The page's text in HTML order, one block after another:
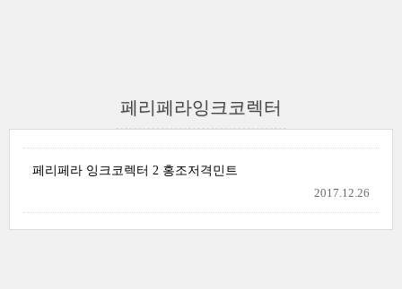
페리페라잉크코렉터
페리페라 잉크코렉터 2 홍조저격민트
2017.12.26